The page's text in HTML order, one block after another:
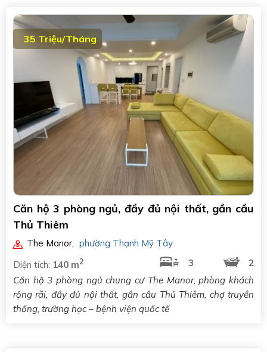
35 Triệu/Tháng
Căn hộ 3 phòng ngủ, đầy đủ nội thất, gần cầu
Thủ Thiêm
The Manor
phường Thạnh Mỹ Tây
Diện tích: 140 m2 3
2
Căn hộ 3 phòng ngủ chung cư The Manor, phòng khách
rộng rãi, đầy đủ nội thất, gần cầu Thủ Thiêm, chợ truyền
thống, trường học – bệnh viện quốc tế